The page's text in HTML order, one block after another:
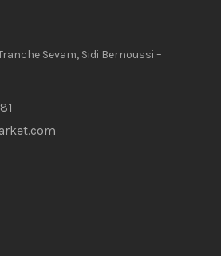
Sevam, Sidi Bernoussi –